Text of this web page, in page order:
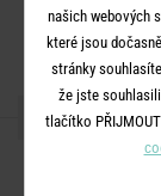
našich webových
které jsou
stránky
že jste
tlačítko